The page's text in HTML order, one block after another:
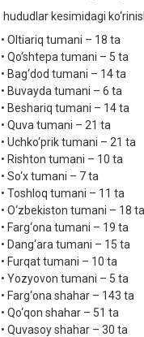
hududlar kesimidagi
• Oltiariq tumani – 18 ta
• Qo‘shtepa tumani – 5 ta
• Bag‘dod tumani – 14 ta
• Buvayda tumani – 6 ta
• Beshariq tumani – 14 ta
• Quva tumani – 21 ta
• Uchko‘prik tumani – 21 ta
• Rishton tumani – 10 ta
• So‘x tumani – 7 ta
• Toshloq tumani – 11 ta
• O‘zbekiston tumani – 18 ta
• Farg‘ona tumani – 19 ta
• Dang‘ara tumani – 15 ta
• Furqat tumani – 10 ta
• Yozyovon tumani – 5 ta
• Farg‘ona shahar – 143 ta
• Qo‘qon shahar – 51 ta
• Quvasoy shahar – 30 ta